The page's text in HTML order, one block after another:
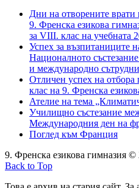
Дни на отворените врати
9. Френска езикова
за VIII. клас на учебната
Успех за възпитаниците
Националното
и международно
Отличен успех на
клас на 9. Френска
Ателие на тема
Училищно състезание
Международния ден на
Поглед към Франция
9. Френска езикова гимназия ©
Back to Top